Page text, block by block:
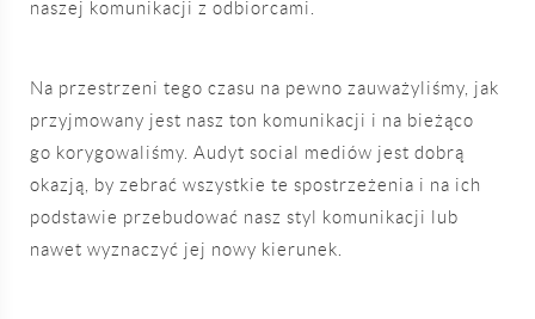
naszej komunikacji z odbiorcami.
Na przestrzeni tego czasu na pewno zauważyliśmy, jak
przyjmowany jest nasz ton komunikacji i na bieżąco
go korygowaliśmy. Audyt social mediów jest dobrą
okazją, by zebrać wszystkie te spostrzeżenia i na ich
podstawie przebudować nasz styl komunikacji lub
nawet wyznaczyć jej nowy kierunek.